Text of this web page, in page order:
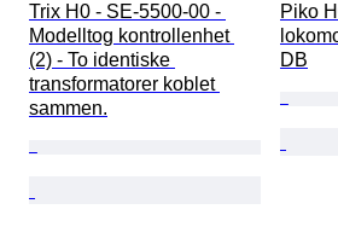
Trix H0 - SE-5500-00 -
Modelltog kontrollenhet
(2) - To identiske
transformatorer koblet
sammen.
Piko
DB